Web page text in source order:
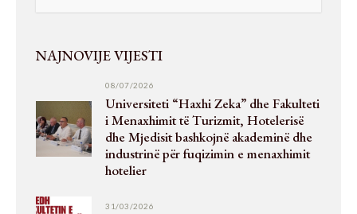
NAJNOVIJE VIJESTI
08/07/2026
Universiteti “Haxhi Zeka” dhe Fakulteti
i Menaxhimit të Turizmit, Hotelerisë
dhe Mjedisit bashkojnë akademinë dhe
industrinë për fuqizimin e menaxhimit
hotelier
31/03/2026